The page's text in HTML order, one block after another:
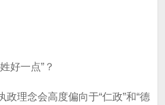
好一点”？
理念会高度偏向于“仁政”和“德